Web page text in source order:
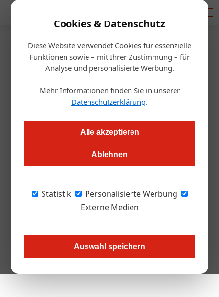
Cookies & Datenschutz
Diese Website verwendet Cookies für essenzielle
Funktionen sowie – mit Ihrer Zustimmung – für
Analyse und personalisierte Werbung.
Mehr Informationen finden Sie in unserer
Datenschutzerklärung.
Alle akzeptieren
Ablehnen
Statistik
Personalisierte Werbung
Externe Medien
Auswahl speichern
Startseite/Gastro & Hotel
Umfrage der Woche: Braucht
Österreich einen Guide
Michelin?
Jacqueline Pfeiffer, PfeiffersGiG, Wien, by
d.nutz